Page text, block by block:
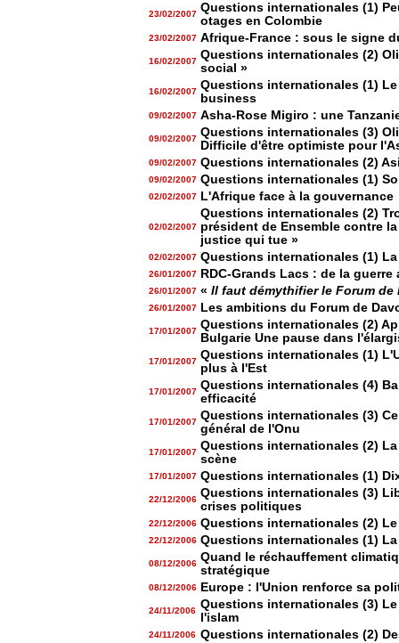
23/02/2007 Questions internationales (1)
otages en Colombie
23/02/2007 Afrique-France : sous le signe
16/02/2007 Questions internationales (2)
social »
16/02/2007 Questions internationales (1)
business
09/02/2007 Asha-Rose Migiro : une
09/02/2007 Questions internationales (3)
Difficile d'être optimiste pour
09/02/2007 Questions internationales (2)
09/02/2007 Questions internationales (1)
02/02/2007 L'Afrique face à la gouvernance
02/02/2007
Questions internationales (2)
président de Ensemble contre
justice qui tue »
02/02/2007 Questions internationales (1)
26/01/2007 RDC-Grands Lacs : de la
26/01/2007 « Il faut démythifier le Forum de
26/01/2007 Les ambitions du Forum de
17/01/2007 Questions internationales (2)
Bulgarie Une pause dans
17/01/2007 Questions internationales (1)
plus à l'Est
17/01/2007 Questions internationales (4)
efficacité
17/01/2007 Questions internationales (3)
général de l'Onu
17/01/2007 Questions internationales (2)
scène
17/01/2007 Questions internationales (1)
22/12/2006 Questions internationales (3)
crises politiques
22/12/2006 Questions internationales (2)
22/12/2006 Questions internationales (1)
08/12/2006 Quand le réchauffement
stratégique
08/12/2006 Europe : l'Union renforce sa
24/11/2006 Questions internationales (3)
l'islam
24/11/2006 Questions internationales (2)